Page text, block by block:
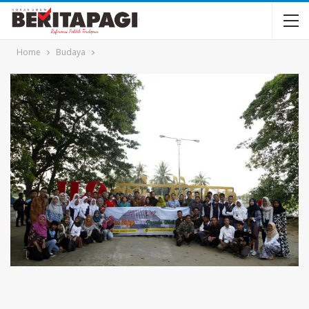
Home Budaya